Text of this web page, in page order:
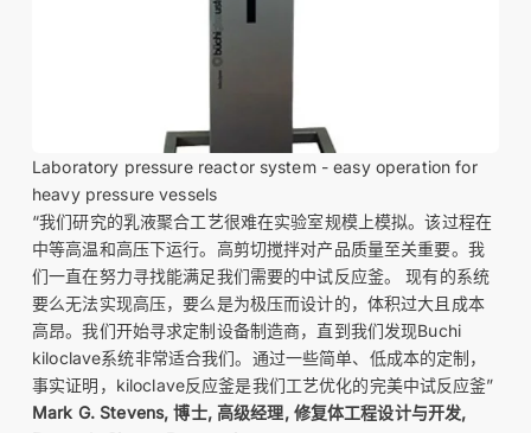
Laboratory pressure reactor system - easy operation for
heavy pressure vessels
“我们研究的乳液聚合工艺很难在实验室规模上模拟。该过程在
中等高温和高压下运行。高剪切搅拌对产品质量至关重要。我
们一直在努力寻找能满足我们需要的中试反应釜。 现有的系统
要么无法实现高压，要么是为极压而设计的，体积过大且成本
高昂。我们开始寻求定制设备制造商，直到我们发现Buchi
kiloclave系统非常适合我们。通过一些简单、低成本的定制，
事实证明，kiloclave反应釜是我们工艺优化的完美中试反应釜”
Mark G. Stevens, 博士, 高级经理, 修复体工程设计与开发,